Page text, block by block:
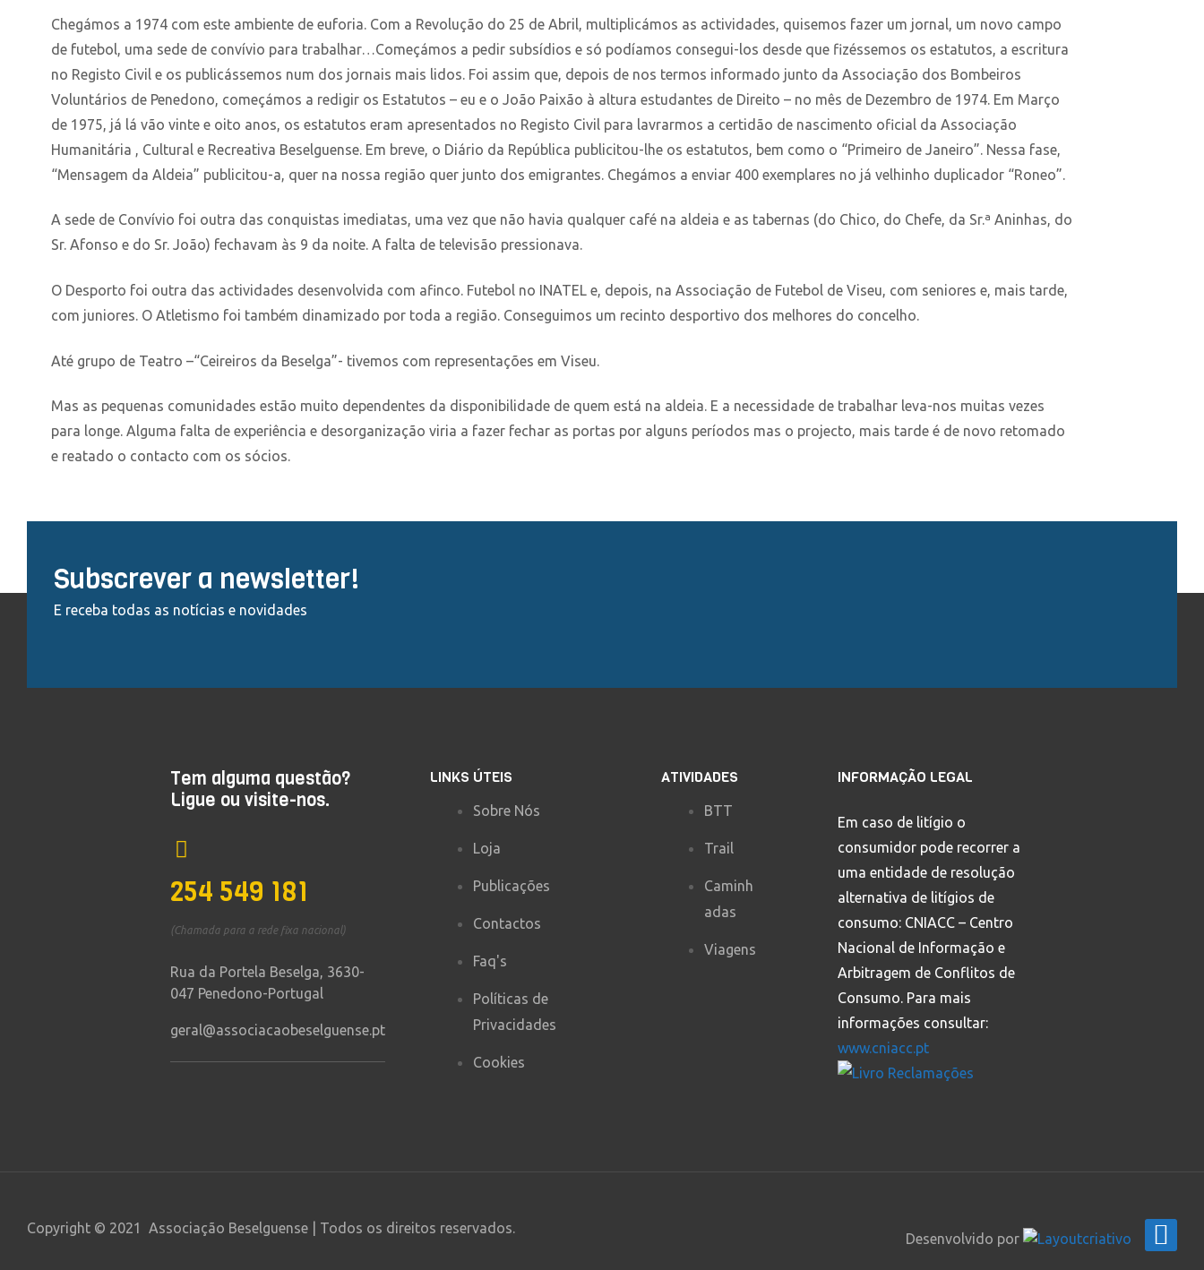
Chegámos a 1974 com este ambiente de euforia. Com a Revolução do 25 de Abril, multiplicámos as actividades, quisemos fazer um jornal, um novo campo
de futebol, uma sede de convívio para trabalhar…Começámos a pedir subsídios e só podíamos consegui-los desde que fizéssemos os estatutos, a escritura
no Registo Civil e os publicássemos num dos jornais mais lidos. Foi assim que, depois de nos termos informado junto da Associação dos Bombeiros
Voluntários de Penedono, começámos a redigir os Estatutos – eu e o João Paixão à altura estudantes de Direito – no mês de Dezembro de 1974. Em Março
de 1975, já lá vão vinte e oito anos, os estatutos eram apresentados no Registo Civil para lavrarmos a certidão de nascimento oficial da Associação
Humanitária , Cultural e Recreativa Beselguense. Em breve, o Diário da República publicitou-lhe os estatutos, bem como o “Primeiro de Janeiro”. Nessa fase,
“Mensagem da Aldeia” publicitou-a, quer na nossa região quer junto dos emigrantes. Chegámos a enviar 400 exemplares no já velhinho duplicador “Roneo”.
A sede de Convívio foi outra das conquistas imediatas, uma vez que não havia qualquer café na aldeia e as tabernas (do Chico, do Chefe, da Sr.ª Aninhas, do
Sr. Afonso e do Sr. João) fechavam às 9 da noite. A falta de televisão pressionava.
O Desporto foi outra das actividades desenvolvida com afinco. Futebol no INATEL e, depois, na Associação de Futebol de Viseu, com seniores e, mais tarde,
com juniores. O Atletismo foi também dinamizado por toda a região. Conseguimos um recinto desportivo dos melhores do concelho.
Até grupo de Teatro –“Ceireiros da Beselga”- tivemos com representações em Viseu.
Mas as pequenas comunidades estão muito dependentes da disponibilidade de quem está na aldeia. E a necessidade de trabalhar leva-nos muitas vezes
para longe. Alguma falta de experiência e desorganização viria a fazer fechar as portas por alguns períodos mas o projecto, mais tarde é de novo retomado
e reatado o contacto com os sócios.
Subscrever a newsletter!
E receba todas as notícias e novidades
Tem alguma questão?
Ligue ou visite-nos.
254 549 181
(Chamada para a rede fixa nacional)
Rua da Portela Beselga, 3630-
047 Penedono-Portugal
geral@associacaobeselguense.pt
LINKS ÚTEIS
Sobre Nós
Loja
Publicações
Contactos
Faq's
Políticas de
Privacidades
Cookies
ATIVIDADES
BTT
Trail
Caminh
adas
Viagens
INFORMAÇÃO LEGAL
Em caso de litígio o
consumidor pode recorrer a
uma entidade de resolução
alternativa de litígios de
consumo: CNIACC – Centro
Nacional de Informação e
Arbitragem de Conflitos de
Consumo. Para mais
informações consultar:
www.cniacc.pt
Copyright © 2021 Associação Beselguense | Todos os direitos reservados.
Desenvolvido por